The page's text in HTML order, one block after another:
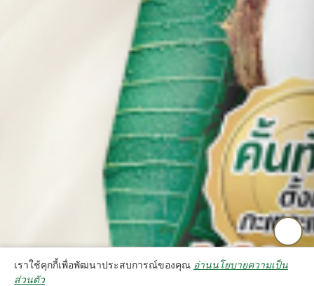
เราใช้คุกกี้เพื่อพัฒนาประสบการณ์ของคุณ อ่านนโยบายความเป็น
ส่วนตัว
⚙️ คุกกี้